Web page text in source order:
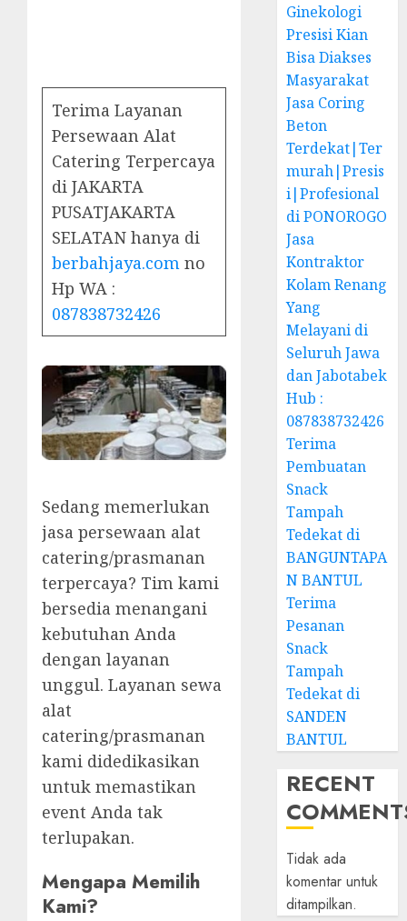
Terima Layanan
Persewaan Alat
Catering Terpercaya
di JAKARTA
PUSATJAKARTA
SELATAN hanya di
berbahjaya.com no
Hp WA :
087838732426
Sedang memerlukan
jasa persewaan alat
catering/prasmanan
terpercaya? Tim kami
bersedia menangani
kebutuhan Anda
dengan layanan
unggul. Layanan sewa
alat
catering/prasmanan
kami didedikasikan
untuk memastikan
event Anda tak
terlupakan.
Mengapa Memilih
Kami?
Ginekologi
Presisi Kian
Bisa Diakses
Masyarakat
Jasa Coring
Beton
Terdekat|Ter
murah|Presis
i|Profesional
di PONOROGO
Jasa
Kontraktor
Kolam Renang
Yang
Melayani di
Seluruh Jawa
dan Jabotabek
Hub :
087838732426
Terima
Pembuatan
Snack
Tampah
Tedekat di
BANGUNTAPA
N BANTUL
Terima
Pesanan
Snack
Tampah
Tedekat di
SANDEN
BANTUL
RECENT
Tidak ada
komentar untuk
ditampilkan.